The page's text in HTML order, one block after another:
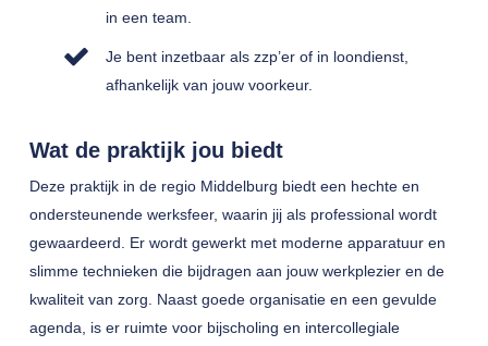
in een team.
Je bent inzetbaar als zzp’er of in loondienst,
afhankelijk van jouw voorkeur.
Wat de praktijk jou biedt
Deze praktijk in de regio Middelburg biedt een hechte en
ondersteunende werksfeer, waarin jij als professional wordt
gewaardeerd. Er wordt gewerkt met moderne apparatuur en
slimme technieken die bijdragen aan jouw werkplezier en de
kwaliteit van zorg. Naast goede organisatie en een gevulde
agenda, is er ruimte voor bijscholing en intercollegiale